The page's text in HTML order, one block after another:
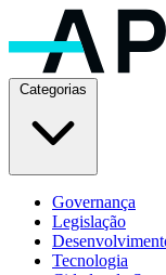
Governança
Legislação
Tecnologia